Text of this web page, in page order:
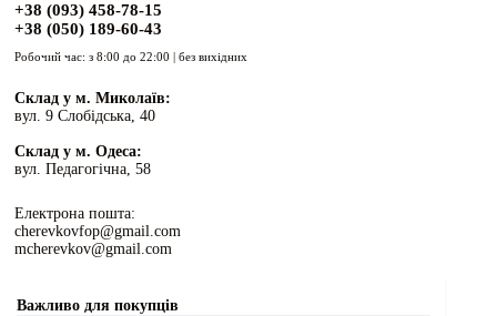
ідеальний
подарунок
коханій
14
лютого:
даруємо
красу
турботу
+38 (093) 458-78-15
+38 (050) 189-60-43
Робочий час: з 8:00 до 22:00 | без вихідних
Склад у м. Миколаїв:
вул. 9 Слобідська, 40
Склад у м. Одеса:
вул. Педагогічна, 58
Електрона пошта:
cherevkovfop@gmail.com
mcherevkov@gmail.com
Важливо для покупців